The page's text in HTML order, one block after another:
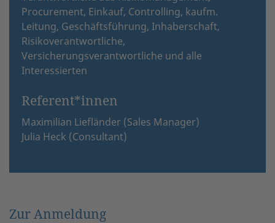
Procurement, Einkauf, Controlling, kaufm.
Leitung, Geschäftsführung, Inhaberschaft,
Risikoverantwortliche,
Versicherungsverantwortliche und alle
Interessierten
Referent*innen
Maximilian Liefländer (Sales Manager)
Julia Heck (Consultant)
Zur Anmeldung